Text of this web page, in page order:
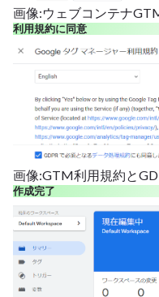
画像:ウェブコンテナ
利用規約に同意
画像:GTM利用規約と
作成完了